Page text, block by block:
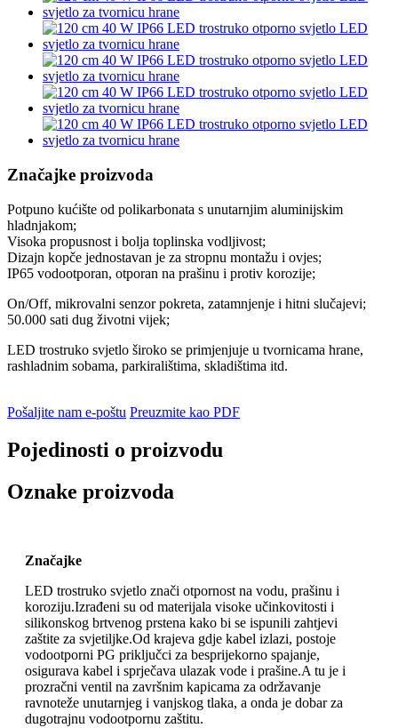
Značajke proizvoda
Potpuno kućište od polikarbonata s unutarnjim aluminijskim
hladnjakom;
Visoka propusnost i bolja toplinska vodljivost;
Dizajn kopče jednostavan je za stropnu montažu i ovjes;
IP65 vodootporan, otporan na prašinu i protiv korozije;
On/Off, mikrovalni senzor pokreta, zatamnjenje i hitni slučajevi;
50.000 sati dug životni vijek;
LED trostruko svjetlo široko se primjenjuje u tvornicama hrane,
rashladnim sobama, parkiralištima, skladištima itd.
Pošaljite nam e-poštu Preuzmite kao PDF
Pojedinosti o proizvodu
Oznake proizvoda
Značajke
LED trostruko svjetlo znači otpornost na vodu, prašinu i
koroziju.Izrađeni su od materijala visoke učinkovitosti i
silikonskog brtvenog prstena kako bi se ispunili zahtjevi
zaštite za svjetiljke.Od krajeva gdje kabel izlazi, postoje
vodootporni PG priključci za besprijekorno spajanje,
osigurava kabel i sprječava ulazak vode i prašine.A tu je i
prozračni ventil na završnim kapicama za održavanje
ravnoteže unutarnjeg i vanjskog tlaka, a onda je dobar za
dugotrajnu vodootpornu zaštitu.